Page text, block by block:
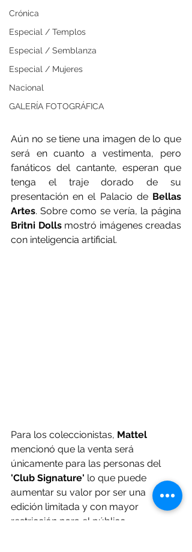
Crónica
Especial / Templos
Especial / Semblanza
Especial / Mujeres
Nacional
GALERÍA FOTOGRÁFICA
Aún no se tiene una imagen de lo que
será en cuanto a vestimenta, pero
fanáticos del cantante, esperan que
tenga el traje dorado de su
presentación en el Palacio de Bellas
Artes.
Britni Dolls mostró imágenes creadas
con inteligencia artificial.
Para los coleccionistas, Mattel
mencionó que la venta será
únicamente para las personas del
'Club Signature' lo que puede
aumentar su valor por ser una
edición limitada y con mayor
restricción para el público.